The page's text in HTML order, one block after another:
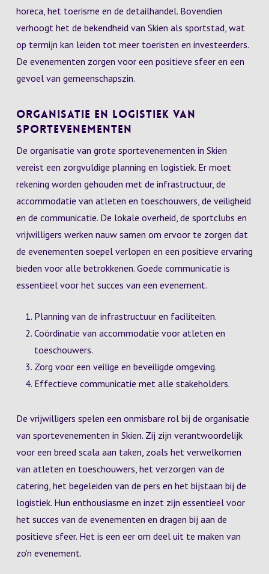
horeca, het toerisme en de detailhandel. Bovendien
verhoogt het de bekendheid van Skien als sportstad, wat
op termijn kan leiden tot meer toeristen en investeerders.
De evenementen zorgen voor een positieve sfeer en een
gevoel van gemeenschapszin.
Organisatie en Logistiek van
Sportevenementen
De organisatie van grote sportevenementen in Skien
vereist een zorgvuldige planning en logistiek. Er moet
rekening worden gehouden met de infrastructuur, de
accommodatie van atleten en toeschouwers, de veiligheid
en de communicatie. De lokale overheid, de sportclubs en
vrijwilligers werken nauw samen om ervoor te zorgen dat
de evenementen soepel verlopen en een positieve ervaring
bieden voor alle betrokkenen. Goede communicatie is
essentieel voor het succes van een evenement.
Planning van de infrastructuur en faciliteiten.
Coördinatie van accommodatie voor atleten en
toeschouwers.
Zorg voor een veilige en beveiligde omgeving.
Effectieve communicatie met alle stakeholders.
De vrijwilligers spelen een onmisbare rol bij de organisatie
van sportevenementen in Skien. Zij zijn verantwoordelijk
voor een breed scala aan taken, zoals het verwelkomen
van atleten en toeschouwers, het verzorgen van de
catering, het begeleiden van de pers en het bijstaan bij de
logistiek. Hun enthousiasme en inzet zijn essentieel voor
het succes van de evenementen en dragen bij aan de
positieve sfeer. Het is een eer om deel uit te maken van
zo'n evenement.